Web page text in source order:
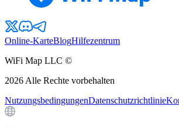
Online-KarteBlogHilfezentrum
WiFi Map LLC ©
2026 Alle Rechte vorbehalten
NutzungsbedingungenDatenschutzrichtlinie